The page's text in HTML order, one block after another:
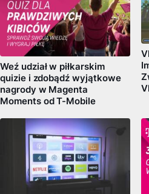
Weź udział w piłkarskim
quizie i zdobądź wyjątkowe
nagrody w Magenta
Moments od T-Mobile